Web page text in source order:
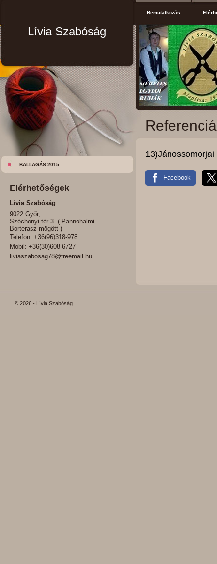
Bemutatkozás
Lívia Szabóság
BALLAGÁS 2015
Elérhetőségek
Lívia Szabóság
9022 Győr,
Széchenyi tér 3. ( Pannohalmi
Borterasz mögött )
Telefon: +36(96)318-978
Mobil: +36(30)608-6727
liviaszabosag78@freemail.hu
Facebook
© 2026 - Lívia Szabóság